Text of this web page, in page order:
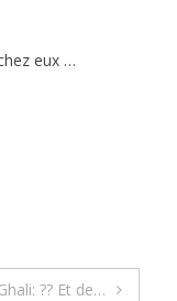
eux …
?? Et de…